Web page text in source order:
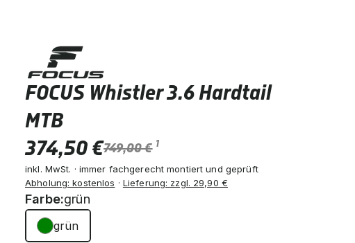
FOCUS Whistler 3.6 Hardtail
MTB
374,50 €749,00 € 1
inkl. MwSt. · immer fachgerecht montiert und geprüft
Abholung: kostenlos · Lieferung: zzgl. 29,90 €
Farbe:grün
grün